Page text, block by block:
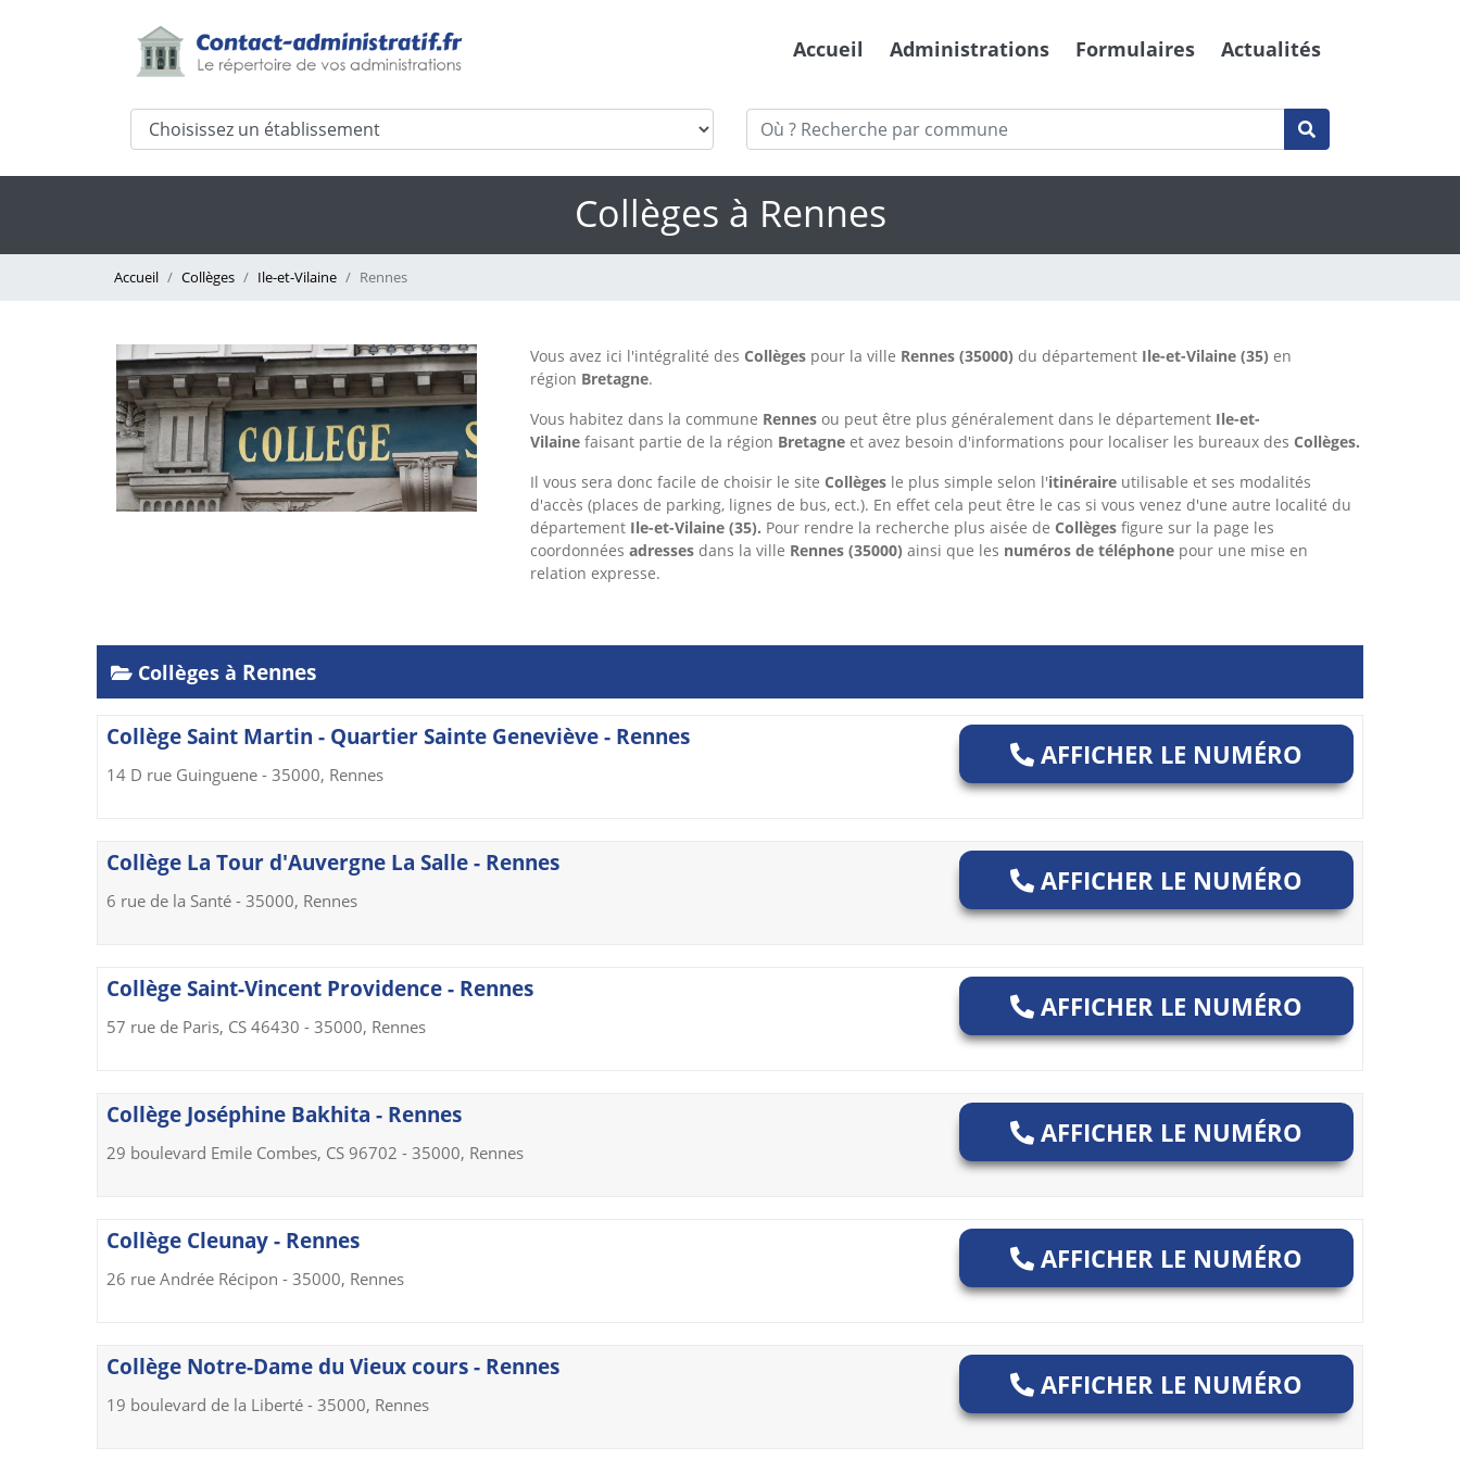
Accueil Administrations Formulaires Actualités
Collèges à Rennes
Accueil Collèges Ile-et-Vilaine Rennes
Vous avez ici l'intégralité des Collègespour la ville Rennes (35000) du départementIle-et-Vilaine (35) en
région Bretagne.
Vous habitez dans la commune Rennes ou peut être plus généralement dans le département Ile-et-
Vilaine faisant partie de la région Bretagne et avez besoin d'informations pour localiser les bureaux des Collèges.
Il vous sera donc facile de choisir le site Collègesle plus simple selon l'itinéraireutilisable et ses modalités
d'accès (places de parking, lignes de bus, ect.). En effet cela peut être le cas si vous venez d'une autre localité du
département Ile-et-Vilaine (35). Pour rendre la recherche plus aisée de Collègesfigure sur la page les
coordonnées adressesdans la ville Rennes (35000) ainsi que les numéros de téléphonepour une mise en
relation expresse.
Collèges à Rennes
Collège Saint Martin - Quartier Sainte Geneviève - Rennes
14 D rue Guinguene - 35000, Rennes
AFFICHER LE NUMÉRO
Collège La Tour d'Auvergne La Salle - Rennes
6 rue de la Santé - 35000, Rennes
AFFICHER LE NUMÉRO
Collège Saint-Vincent Providence - Rennes
57 rue de Paris, CS 46430 - 35000, Rennes
AFFICHER LE NUMÉRO
Collège Joséphine Bakhita - Rennes
29 boulevard Emile Combes, CS 96702 - 35000, Rennes
AFFICHER LE NUMÉRO
Collège Cleunay - Rennes
26 rue Andrée Récipon - 35000, Rennes
AFFICHER LE NUMÉRO
Collège Notre-Dame du Vieux cours - Rennes
19 boulevard de la Liberté - 35000, Rennes
AFFICHER LE NUMÉRO